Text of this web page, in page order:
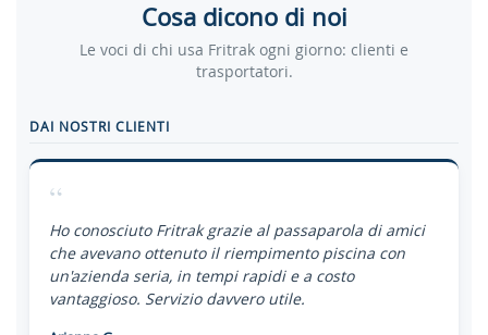
Cosa dicono di noi
Le voci di chi usa Fritrak ogni giorno: clienti e
trasportatori.
DAI NOSTRI CLIENTI
“
Ho conosciuto Fritrak grazie al passaparola di amici
che avevano ottenuto il riempimento piscina con
un'azienda seria, in tempi rapidi e a costo
vantaggioso. Servizio davvero utile.